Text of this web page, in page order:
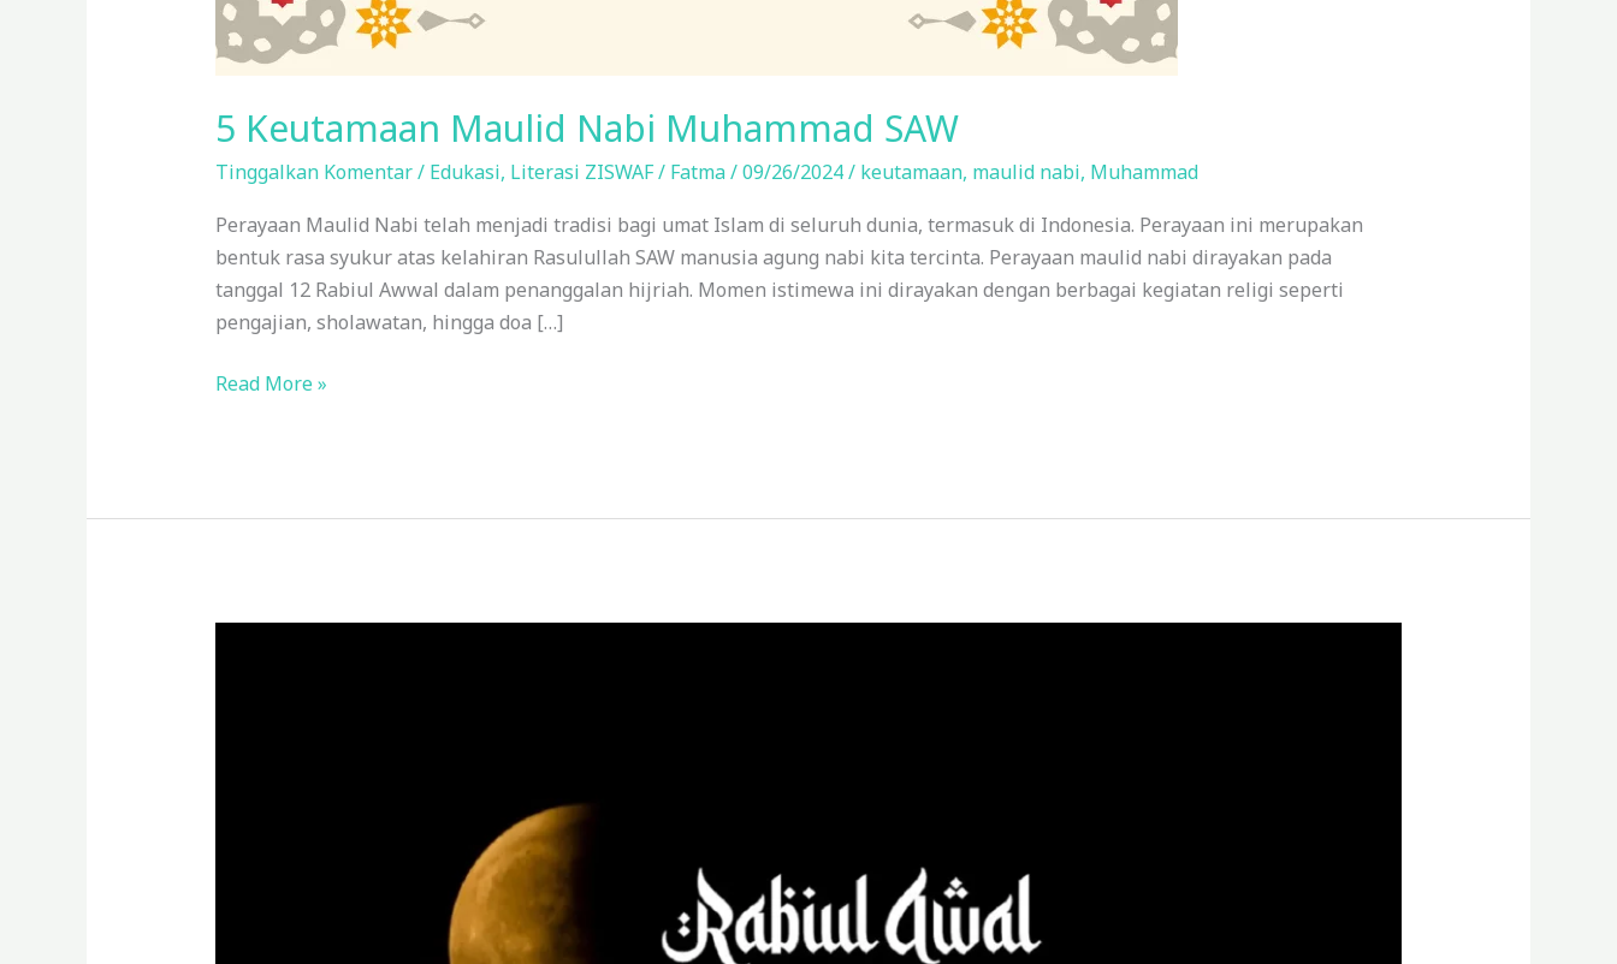
5 Keutamaan Maulid Nabi Muhammad SAW
Tinggalkan Komentar/ Edukasi, Literasi ZISWAF/ Fatma/09/26/2024/ keutamaan, maulid nabi, Muhammad
Perayaan Maulid Nabi telah menjadi tradisi bagi umat Islam di seluruh dunia, termasuk di Indonesia. Perayaan ini merupakan
bentuk rasa syukur atas kelahiran Rasulullah SAW manusia agung nabi kita tercinta. Perayaan maulid nabi dirayakan pada
tanggal 12 Rabiul Awwal dalam penanggalan hijriah. Momen istimewa ini dirayakan dengan berbagai kegiatan religi seperti
pengajian, sholawatan, hingga doa […]
Read More »